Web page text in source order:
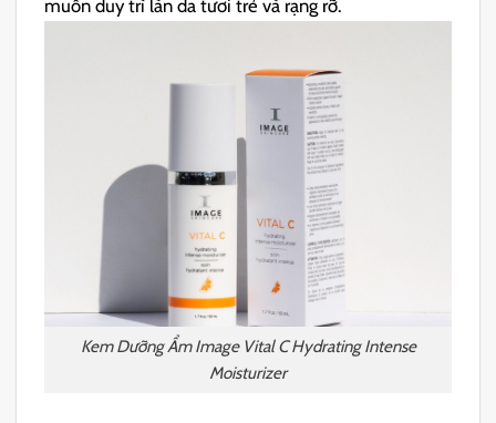
muốn duy trì làn da tươi trẻ và rạng rỡ.
Kem Dưỡng Ẩm Image Vital C Hydrating Intense
Moisturizer